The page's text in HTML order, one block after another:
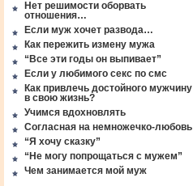
Нет решимости оборвать
отношения…
Если муж хочет развода…
Как пережить измену мужа
“Все эти годы он выпивает”
Если у любимого секс по смс
Как привлечь достойного мужчину
в свою жизнь?
Учимся вдохновлять
Согласная на немножечко-любовь
“Я хочу сказку”
“Не могу попрощаться с мужем”
Чем занимается мой муж